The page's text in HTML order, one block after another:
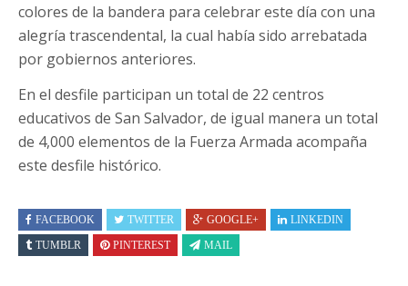
colores de la bandera para celebrar este día con una
alegría trascendental, la cual había sido arrebatada
por gobiernos anteriores.
En el desfile participan un total de 22 centros
educativos de San Salvador, de igual manera un total
de 4,000 elementos de la Fuerza Armada acompaña
este desfile histórico.
FACEBOOK TWITTER GOOGLE+
LINKEDIN
TUMBLR
PINTEREST MAIL